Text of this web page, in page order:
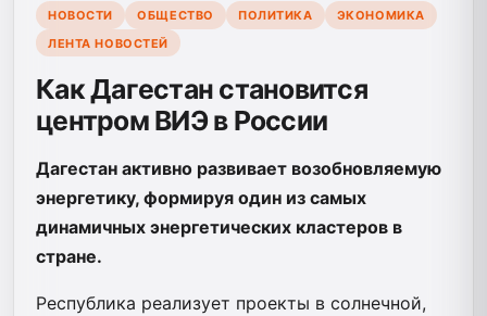
НОВОСТИ ОБЩЕСТВО ПОЛИТИКА
ЭКОНОМИКА
ЛЕНТА НОВОСТЕЙ
Как Дагестан становится
центром ВИЭ в России
Дагестан активно развивает возобновляемую
энергетику, формируя один из самых
динамичных энергетических кластеров в
стране.
Республика реализует проекты в солнечной,